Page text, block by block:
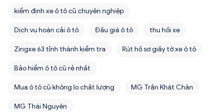
kiểm định xe ô tô cũ chuyên nghiệp
Dịch vụ hoán cải ô tô Đấu giá ô tô thu hồi xe
Zingxe 63 tỉnh thành kiểm tra Rút hồ sơ giấy tờ xe ô tô
Bảo hiểm ô tô cũ rẻ nhất
Mua ô tô cũ không lo chất lượng MG Trần Khát Chân
MG Thái Nguyên